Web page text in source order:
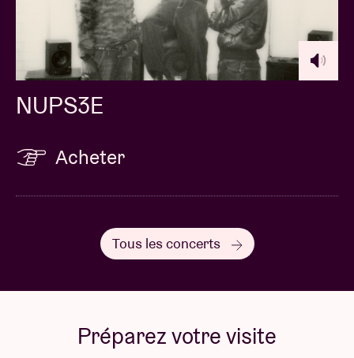
NUPS3E
Acheter
Tous les concerts
Préparez votre visite